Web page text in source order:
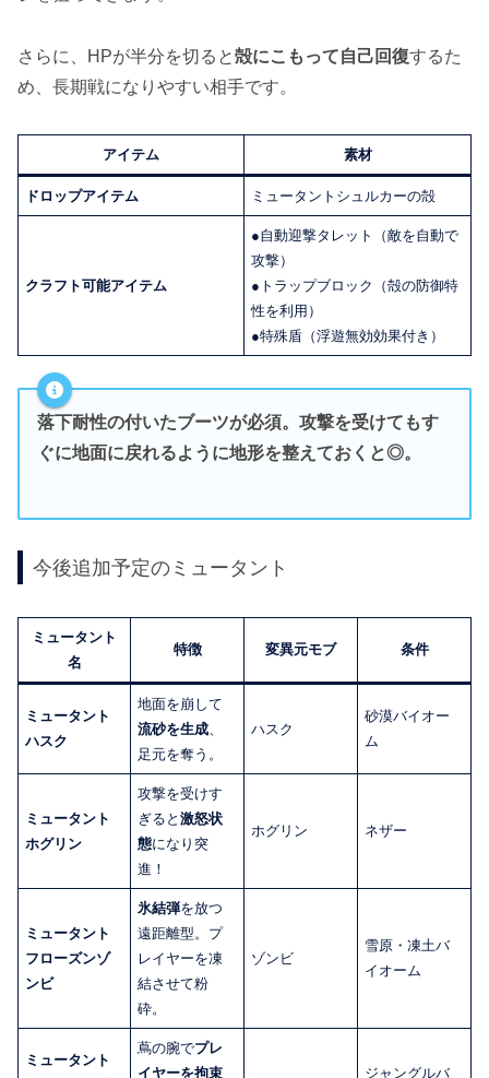
さらに、HPが半分を切ると殻にこもって自己回復するた
め、長期戦になりやすい相手です。
アイテム 素材
ドロップアイテム ミュータントシュルカーの殻
クラフト可能アイテム
●自動迎撃タレット（敵を自動で
攻撃）
●トラップブロック（殻の防御特
性を利用）
●特殊盾（浮遊無効効果付き）
落下耐性の付いたブーツが必須。攻撃を受けてもす
ぐに地面に戻れるように地形を整えておくと◎。
今後追加予定のミュータント
ミュータント
名
特徴 変異元モブ 条件
ミュータント
ハスク
地面を崩して
流砂を生成
足元を奪う。
ハスク
砂漠バイオー
ム
ミュータント
ホグリン
攻撃を受けす
ぎると激怒状
態になり突
進！
ホグリン ネザー
ミュータント
フローズンゾ
ンビ
氷結弾を放つ
遠距離型。プ
レイヤーを凍
結させて粉
砕。
ゾンビ
雪原・凍土バ
イオーム
ミュータント
蔦の腕でプレ
イヤーを拘束
ジャングルバ